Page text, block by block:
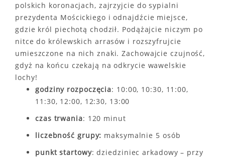
polskich koronacjach, zajrzyjcie do sypialni
prezydenta Mościckiego i odnajdźcie miejsce,
gdzie król piechotą chodził. Podążajcie niczym po
nitce do królewskich arrasów i rozszyfrujcie
umieszczone na nich znaki. Zachowajcie czujność,
gdyż na końcu czekają na odkrycie wawelskie
lochy!
godziny rozpoczęcia: 10:00, 10:30, 11:00,
11:30, 12:00, 12:30, 13:00
czas trwania: 120 minut
liczebność grupy: maksymalnie 5 osób
punkt startowy: dziedziniec arkadowy – przy